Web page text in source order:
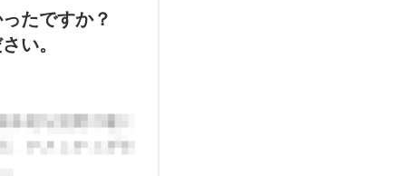
たですか？
い。